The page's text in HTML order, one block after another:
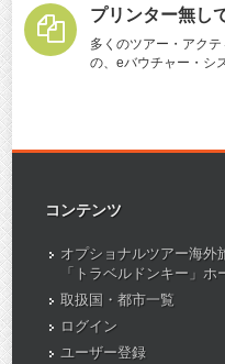
プリンター無し
多くのツアー・アク
の、eバウチャー・シ
コンテンツ
オプショナルツアー海外
「トラベルドンキー」ホ
取扱国・都市一覧
ログイン
ユーザー登録